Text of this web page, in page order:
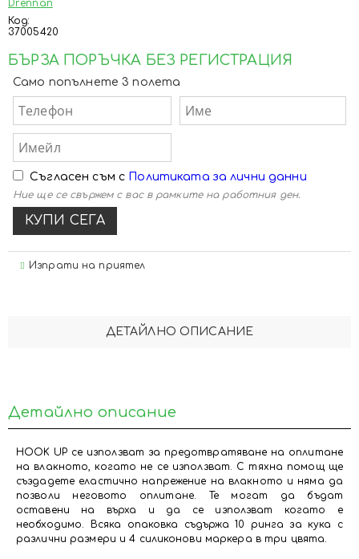
Drennan
Код:
37005420
БЪРЗА ПОРЪЧКА БЕЗ РЕГИСТРАЦИЯ
Само попълнете 3 полета
Съгласен съм с Политиката за лични данни
Ние ще се свържем с вас в рамките на работния ден.
Изпрати на приятел
ДЕТАЙЛНО ОПИСАНИЕ
Детайлно описание
HOOK UP се използват за предотвратяване на оплитане
на влакното, когато не се използват. С тяхна помощ ще
създадете еластично напрежение на влакното и няма да
позволи неговото оплитане. Те могат да бъдат
оставени на върха и да се използват когато е
необходимо. Всяка опаковка съдържа 10 ринга за кука с
различни размери и 4 силиконови маркера в три цвята.